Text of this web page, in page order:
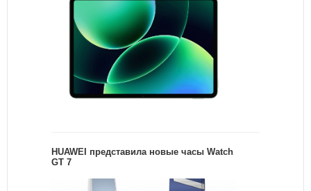
HUAWEI представила новые часы Watch
GT 7